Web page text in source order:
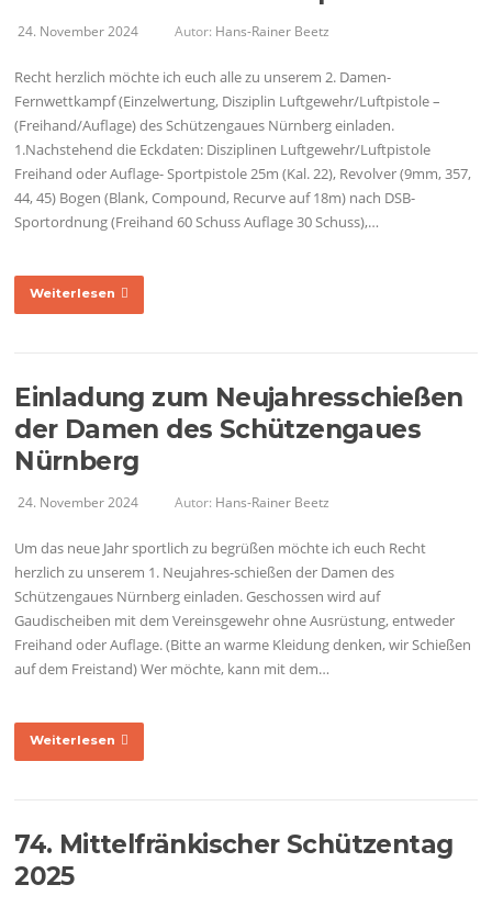
24. November 2024 Autor: Hans-Rainer Beetz
Recht herzlich möchte ich euch alle zu unserem 2. Damen-
Fernwettkampf (Einzelwertung, Disziplin Luftgewehr/Luftpistole –
(Freihand/Auflage) des Schützengaues Nürnberg einladen.
1.Nachstehend die Eckdaten: Disziplinen Luftgewehr/Luftpistole
Freihand oder Auflage- Sportpistole 25m (Kal. 22), Revolver (9mm, 357,
44, 45) Bogen (Blank, Compound, Recurve auf 18m) nach DSB-
Sportordnung (Freihand 60 Schuss Auflage 30 Schuss),…
Weiterlesen
Einladung zum Neujahresschießen
der Damen des Schützengaues
Nürnberg
24. November 2024 Autor: Hans-Rainer Beetz
Um das neue Jahr sportlich zu begrüßen möchte ich euch Recht
herzlich zu unserem 1. Neujahres-schießen der Damen des
Schützengaues Nürnberg einladen. Geschossen wird auf
Gaudischeiben mit dem Vereinsgewehr ohne Ausrüstung, entweder
Freihand oder Auflage. (Bitte an warme Kleidung denken, wir Schießen
auf dem Freistand) Wer möchte, kann mit dem…
Weiterlesen
74. Mittelfränkischer Schützentag
2025